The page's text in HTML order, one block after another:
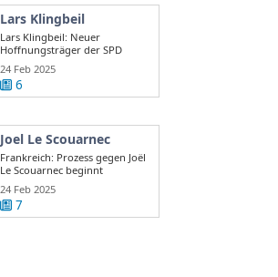
Lars Klingbeil
Lars Klingbeil: Neuer
Hoffnungsträger der SPD
24 Feb 2025
6
Joel Le Scouarnec
Frankreich: Prozess gegen Joël
Le Scouarnec beginnt
24 Feb 2025
7